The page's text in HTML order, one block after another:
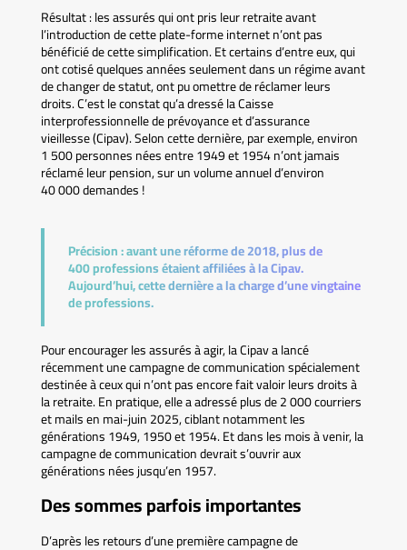
Résultat : les assurés qui ont pris leur retraite avant
l’introduction de cette plate-forme internet n’ont pas
bénéficié de cette simplification. Et certains d’entre eux, qui
ont cotisé quelques années seulement dans un régime avant
de changer de statut, ont pu omettre de réclamer leurs
droits. C’est le constat qu’a dressé la Caisse
interprofessionnelle de prévoyance et d’assurance
vieillesse (Cipav). Selon cette dernière, par exemple, environ
1 500 personnes nées entre 1949 et 1954 n’ont jamais
réclamé leur pension, sur un volume annuel d’environ
40 000 demandes !
Précision :avant une réforme de 2018, plus de
400 professions étaient affiliées à la Cipav.
Aujourd’hui, cette dernière a la charge d’une vingtaine
de professions.
Pour encourager les assurés à agir, la Cipav a lancé
récemment une campagne de communication spécialement
destinée à ceux qui n’ont pas encore fait valoir leurs droits à
la retraite. En pratique, elle a adressé plus de 2 000 courriers
et mails en mai-juin 2025, ciblant notamment les
générations 1949, 1950 et 1954. Et dans les mois à venir, la
campagne de communication devrait s’ouvrir aux
générations nées jusqu’en 1957.
Des sommes parfois importantes
D’après les retours d’une première campagne de